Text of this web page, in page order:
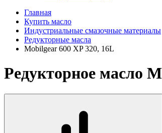
Главная
Купить масло
Индустриальные смазочные материалы
Редукторные масла
Mobilgear 600 XP 320, 16L
Редукторное масло